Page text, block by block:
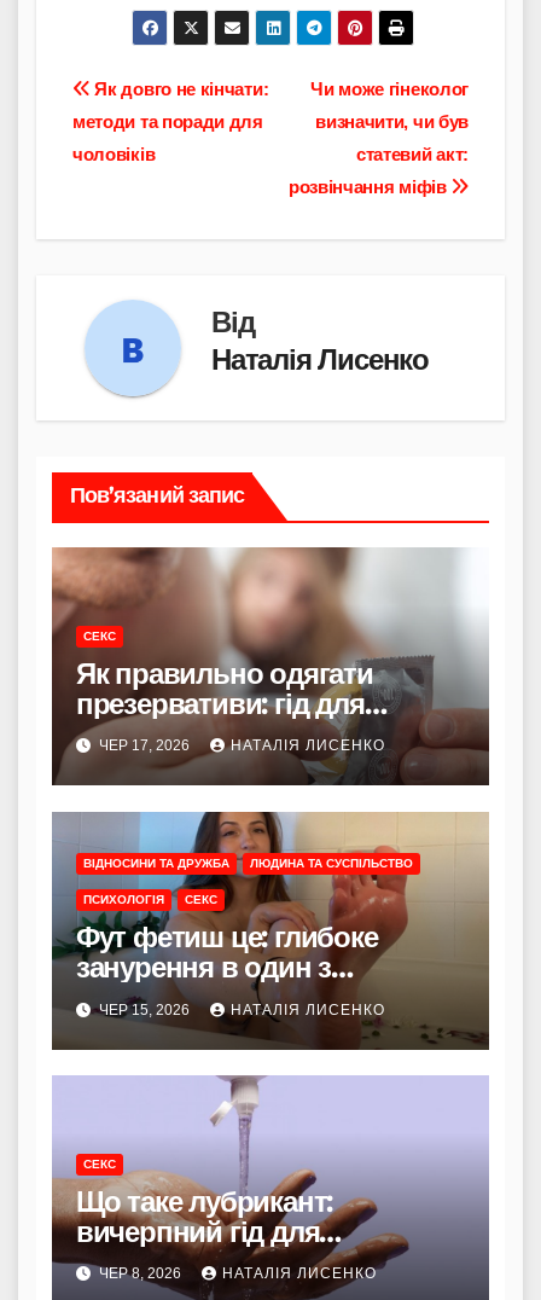
Навігація
записів
Чи може гінеколог
визначити, чи був
статевий акт:
розвінчання міфів
Як довго не кінчати:
методи та поради для
чоловіків
Від
Наталія Лисенко
Пов’язаний запис
СЕКС
Як правильно одягати
презервативи: гід для
впевненого та приємного
захисту
ЧЕР 17, 2026 НАТАЛІЯ ЛИСЕНКО
ВІДНОСИНИ ТА ДРУЖБА ЛЮДИНА ТА СУСПІЛЬСТВО
ПСИХОЛОГІЯ СЕКС
Фут фетиш це: глибоке
занурення в один з
найпоширеніших
сексуальних потягів
ЧЕР 15, 2026 НАТАЛІЯ ЛИСЕНКО
СЕКС
Що таке лубрикант:
вичерпний гід для
комфортної та безпечної
інтимної близькості
ЧЕР 8, 2026 НАТАЛІЯ ЛИСЕНКО